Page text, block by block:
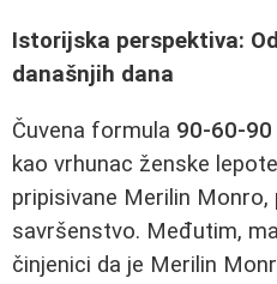
Istorijska perspektiva:
današnjih dana
Čuvena formula 90-60-90
kao vrhunac ženske
pripisivane Merilin
savršenstvo. Međutim,
činjenici da je Merilin